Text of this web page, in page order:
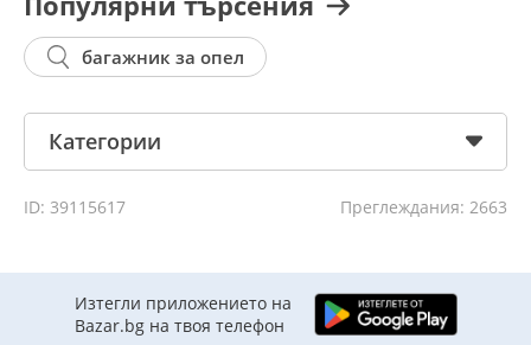
багажник за опел
Категории
ID: 39115617 Преглеждания: 2663
Изтегли приложението на
Bazar.bg на твоя телефон